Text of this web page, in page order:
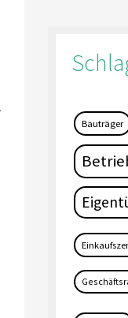
Bauträger